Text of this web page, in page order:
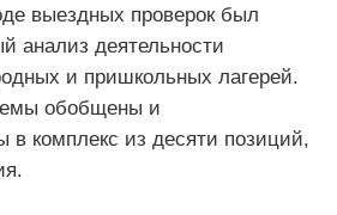
выездных проверок был
анализ деятельности
и пришкольных лагерей.
обобщены и
в комплекс из десяти позиций,